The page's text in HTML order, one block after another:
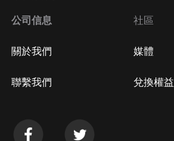
公司信息
關於我們
聯繫我們
社區
媒體
兌換權益